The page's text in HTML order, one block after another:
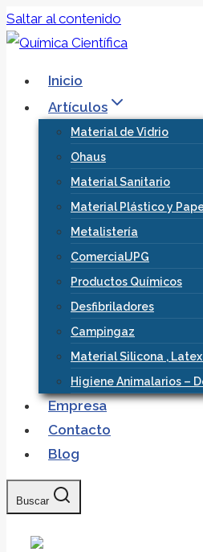
Saltar al contenido
Inicio
Artículos
Material de Vidrio
Ohaus
Material Sanitario
Material Plástico y
Metalistería
ComercialJPG
Productos Químicos
Desfibriladores
Campingaz
Material Silicona ,
Higiene Animalarios –
Empresa
Contacto
Blog
Buscar